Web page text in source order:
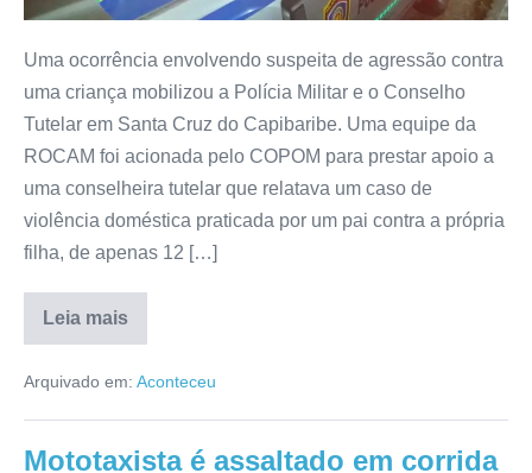
Uma ocorrência envolvendo suspeita de agressão contra
uma criança mobilizou a Polícia Militar e o Conselho
Tutelar em Santa Cruz do Capibaribe. Uma equipe da
ROCAM foi acionada pelo COPOM para prestar apoio a
uma conselheira tutelar que relatava um caso de
violência doméstica praticada por um pai contra a própria
filha, de apenas 12 […]
Leia mais
Arquivado em: Aconteceu
Mototaxista é assaltado em corrida